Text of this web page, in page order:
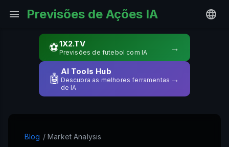
Previsões de Ações IA
⚽1X2.TV
Previsões de futebol com IA →
🤖
AI Tools Hub
Descubra as melhores ferramentas
de IA
→
Blog / Market Analysis